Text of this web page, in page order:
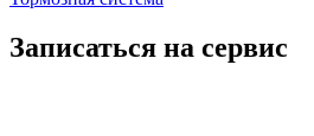
Записаться на сервис